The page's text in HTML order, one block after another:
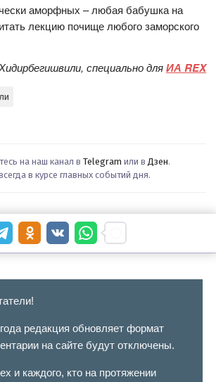
аморфных – любая бабушка на
лекцию почище любого заморского
специально дляИА REX
на наш канал в Telegram или в Дзен.
в курсе главных событий дня.
редакция обновляет формат
на сайте будут отключены.
и каждого, кто на протяжении